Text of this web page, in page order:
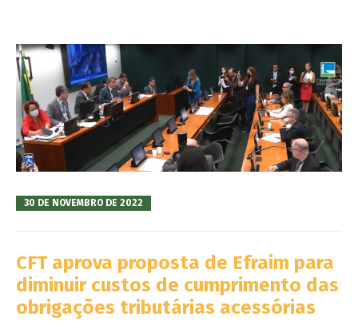
30 DE NOVEMBRO DE 2022
CFT aprova proposta de Efraim para
diminuir custos de cumprimento das
obrigações tributárias acessórias